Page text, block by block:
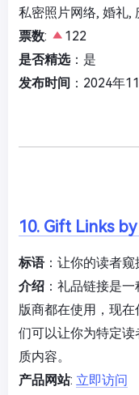
私密照片网络, 婚礼,
票数:
122
是否精选：是
发布时间 ：2024年
10. Gift Links
标语：让你的读者窥
介绍 ：礼品链接是
版商都在使用，现
们可以让你为特定
质内容。
产品网站: 立即访问